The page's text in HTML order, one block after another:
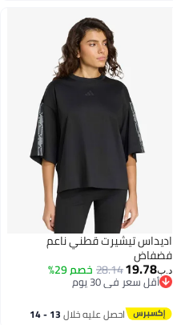
4
اديداس تيشيرت قطني ناعم
فضفاض
د.ب‏19.78
28.14خصم 29%
أقل سعر في 30 يوم
أقل سعر في 30 يوم
احصل عليه خلال 13 - 14